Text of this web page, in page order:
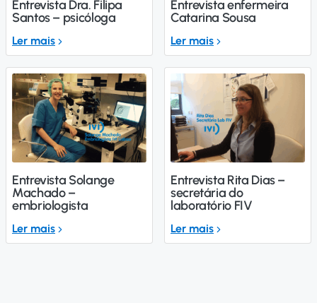
Entrevista Dra. Filipa
Santos – psicóloga
Ler mais
Entrevista enfermeira
Catarina Sousa
Ler mais
Entrevista Solange
Machado –
embriologista
Ler mais
Entrevista Rita Dias –
secretária do
laboratório FIV
Ler mais